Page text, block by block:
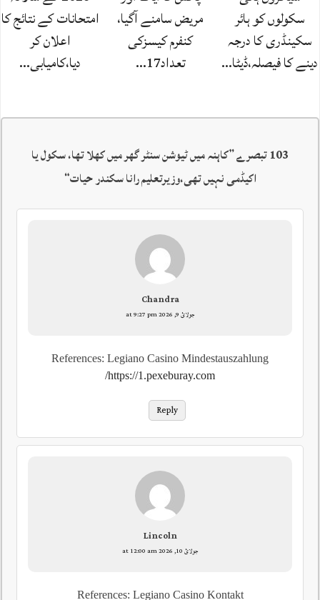
سکولوں کو ہائر
سکینڈری کا درجہ
دینے کا فیصلہ،ڈیٹا…
مریض سامنے آگیا،
کنفرم کیسزکی
تعداد17…
امتحانات کے نتائج کا
اعلان کر
دیا،کامیابی…
103 تبصرے ”
کاہنہ میں ٹیوشن سنٹر گھر میں کھلا تھا، سکول یا
اکیڈمی نہیں تھی،وزیرتعلیم رانا سکندر حیات“
Chandra
جولائ 9, 2026 at 9:27 pm
References: Legiano Casino Mindestauszahlung
https://1.pexeburay.com/
Reply
Lincoln
جولائ 10, 2026 at 12:00 am
References: Legiano Casino Kontakt